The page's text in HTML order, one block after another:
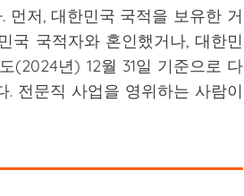
저, 대한민국 국적을 보유한 거
국 국적자와 혼인했거나, 대한민
(2024년) 12월 31일 기준으로 다
전문직 사업을 영위하는 사람이